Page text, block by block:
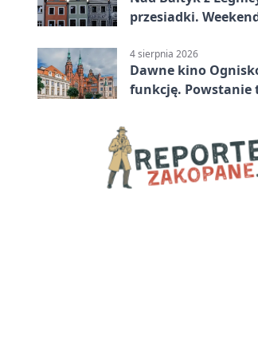
przesiadki.
4 sierpnia 2026
Dawne kino
funkcję.